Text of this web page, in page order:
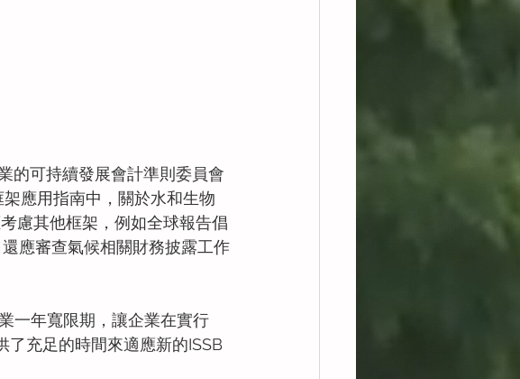
的可持續發展會計準則委員會
架應用指南中，關於水和生物
慮其他框架，例如全球報告倡
應審查氣候相關財務披露工作
一年寬限期，讓企業在實行
了充足的時間來適應新的ISSB